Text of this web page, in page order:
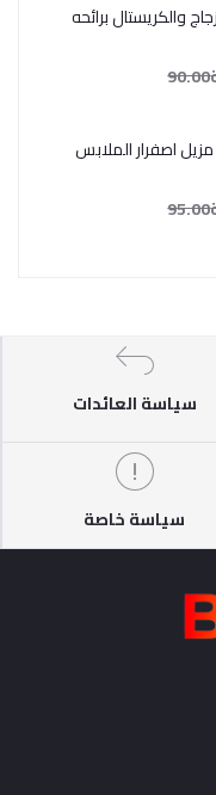
والكريستال برائحه
اصفرار الملابس
سياسة العائدات
سياسة خاصة